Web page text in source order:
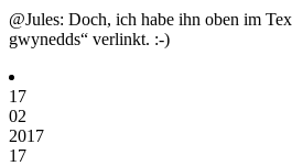
@Jules: Doch, ich habe ihn oben im
gwynedds“ verlinkt. :-)
17
02
2017
17